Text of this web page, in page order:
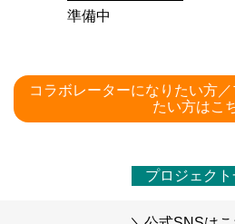
準備中
コラボレーターになりたい方
たい方はこ
プロジェクト